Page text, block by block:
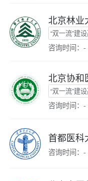
北京林业
“双一流”建
咨询时间：-
北京协和
“双一流”建
咨询时间：-
首都医科
咨询时间：-